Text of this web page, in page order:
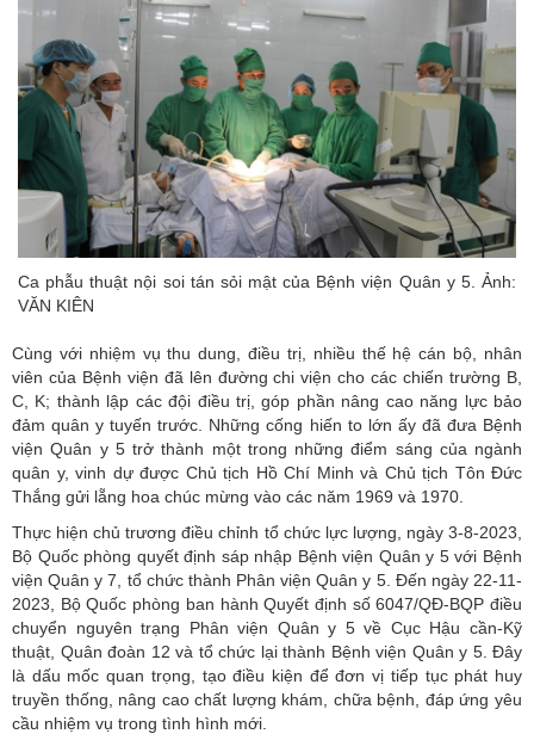
Ca phẫu thuật nội soi tán sỏi mật của Bệnh viện Quân y 5. Ảnh:
VĂN KIÊN
Cùng với nhiệm vụ thu dung, điều trị, nhiều thế hệ cán bộ, nhân
viên của Bệnh viện đã lên đường chi viện cho các chiến trường B,
C, K; thành lập các đội điều trị, góp phần nâng cao năng lực bảo
đảm quân y tuyến trước. Những cống hiến to lớn ấy đã đưa Bệnh
viện Quân y 5 trở thành một trong những điểm sáng của ngành
quân y, vinh dự được Chủ tịch Hồ Chí Minh và Chủ tịch Tôn Đức
Thắng gửi lẵng hoa chúc mừng vào các năm 1969 và 1970.
Thực hiện chủ trương điều chỉnh tổ chức lực lượng, ngày 3-8-2023,
Bộ Quốc phòng quyết định sáp nhập Bệnh viện Quân y 5 với Bệnh
viện Quân y 7, tổ chức thành Phân viện Quân y 5. Đến ngày 22-11-
2023, Bộ Quốc phòng ban hành Quyết định số 6047/QĐ-BQP điều
chuyển nguyên trạng Phân viện Quân y 5 về Cục Hậu cần-Kỹ
thuật, Quân đoàn 12 và tổ chức lại thành Bệnh viện Quân y 5. Đây
là dấu mốc quan trọng, tạo điều kiện để đơn vị tiếp tục phát huy
truyền thống, nâng cao chất lượng khám, chữa bệnh, đáp ứng yêu
cầu nhiệm vụ trong tình hình mới.